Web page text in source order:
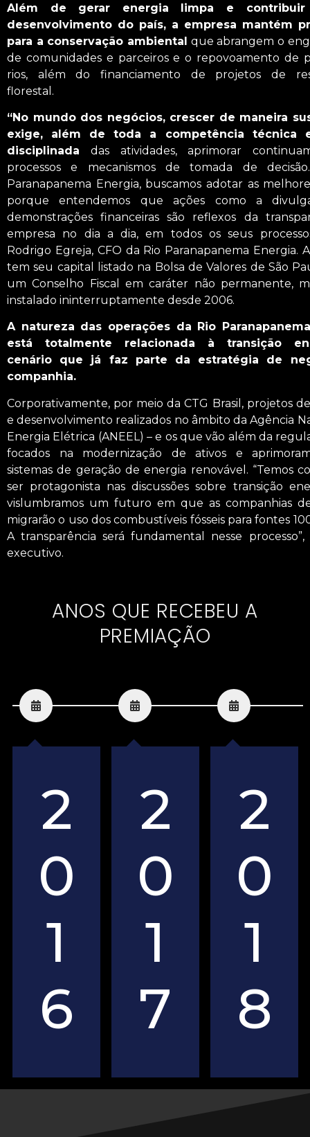
Além de gerar energia limpa e
desenvolvimento do país, a empresa mantém
para a conservação ambiental que abrangem o
de comunidades e parceiros e o repovoamento de
rios, além do financiamento de projetos de
florestal.
“No mundo dos negócios, crescer de maneira
exige, além de toda a competência técnica
disciplinada das atividades, aprimorar
processos e mecanismos de tomada de
Paranapanema Energia, buscamos adotar as
porque entendemos que ações como a
demonstrações financeiras são reflexos da
empresa no dia a dia, em todos os seus
Rodrigo Egreja, CFO da Rio Paranapanema Energia.
tem seu capital listado na Bolsa de Valores de São
um Conselho Fiscal em caráter não permanente,
instalado ininterruptamente desde 2006.
A natureza das operações da Rio
está totalmente relacionada à transição
cenário que já faz parte da estratégia de
companhia.
Corporativamente, por meio da CTG Brasil, projetos
e desenvolvimento realizados no âmbito da Agência
Energia Elétrica (ANEEL) – e os que vão além da
focados na modernização de ativos e
sistemas de geração de energia renovável. “Temos
ser protagonista nas discussões sobre transição
vislumbramos um futuro em que as companhias
migrarão o uso dos combustíveis fósseis para fontes
A transparência será fundamental nesse
executivo.
ANOS QUE RECEBEU A
PREMIAÇÃO
2
0
1
6
2
0
1
7
2
0
1
8